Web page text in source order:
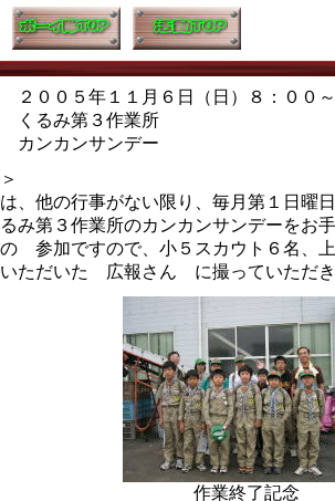
０５年１１月６日（日）８：００～
くるみ第３作業所
カンカンサンデー
＞
、他の行事がない限り、毎月第１日曜
み第３作業所のカンカンサンデーをお
参加ですので、小５スカウト６名、
いただいた 広報さん に撮っていただ
作業終了記念